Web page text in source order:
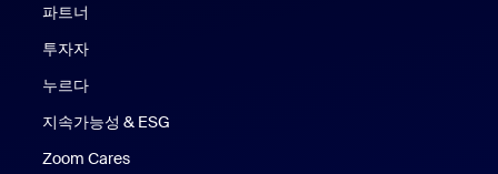
파트너
투자자
누르다
지속가능성 & ESG
Zoom Cares